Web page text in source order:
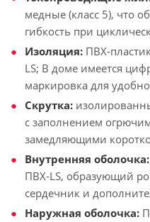
медные (класс 5), что
гибкость при
Изоляция: ПВХ-
LS; В доме имеется
маркировка для
Скрутка:
с заполнением
замедляющими
Внутренняя оболочка:
ПВХ-LS, образующий
сердечник и
Наружная оболочка: